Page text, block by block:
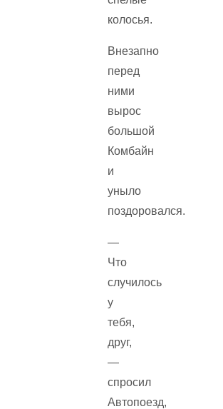
колосья.
Внезапно
перед
ними
вырос
большой
Комбайн
и
уныло
поздоровался.
—
Что
случилось
у
тебя,
друг,
—
спросил
Автопоезд,